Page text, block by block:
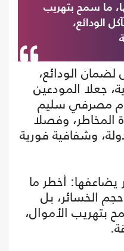
ما سمح بتهريب
الودائع،
الودائع،
جعلا المودعين
مصرفي سليم
المخاطر، وفصلا
وشفافية فورية
يضاعفها: أخطر ما
الخسائر، بل
بتهريب الأموال،